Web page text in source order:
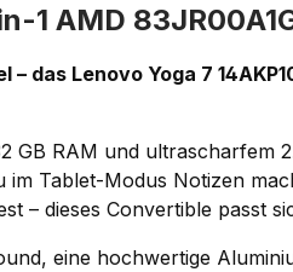
1 AMD
– das Lenovo Yoga 7
GB RAM und ultrascharfem
im Tablet-Modus Notizen
– dieses Convertible passt
eine hochwertige